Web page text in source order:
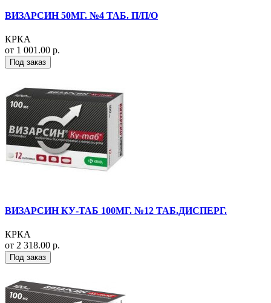
ВИЗАРСИН 50МГ. №4 ТАБ. П/П/О
КРКА
от 1 001.00 р.
Под заказ
ВИЗАРСИН КУ-ТАБ 100МГ. №12 ТАБ.ДИСПЕРГ.
КРКА
от 2 318.00 р.
Под заказ